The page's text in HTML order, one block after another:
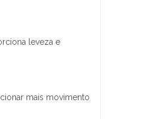
leveza e
mais movimento